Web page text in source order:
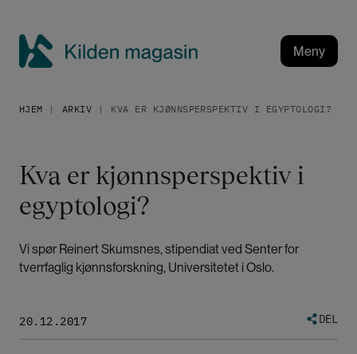
n
m
g
a
n
Meny
HJEM ARKIV KVA ER KJØNNSPERSPEKTIV I EGYPTOLOGI?
Kva er kjønnsperspektiv i
egyptologi?
Vi spør Reinert Skumsnes, stipendiat ved Senter for
tverrfaglig kjønnsforskning, Universitetet i Oslo.
20.12.2017 DEL